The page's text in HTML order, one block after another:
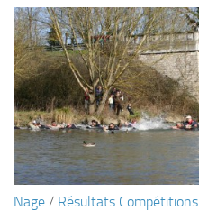
SORTIES
Sorties 2026
Sorties 2025
Sorties 2024
Sorties 2023
Sorties 2022
Sorties 2021
Nage / Résultats Compétitions